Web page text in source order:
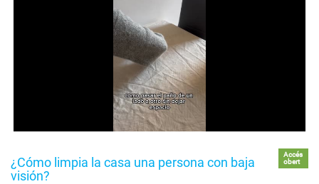
¿Cómo limpia la casa una persona con baja
visión?
Accés
obert